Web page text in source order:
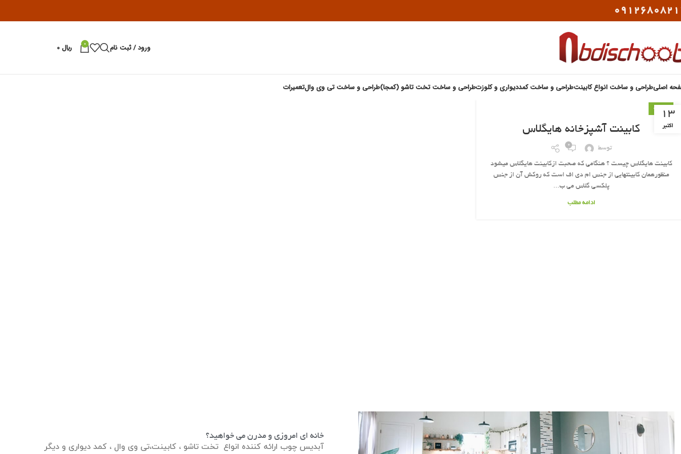
ورود / ثبت نام 0 ﷼
اصلیطراحی و ساخت انواع کابینتطراحی و ساخت کمددیواری و کلوزتطراحی و ساخت تخت تاشو (کمجا)طراحی و ساخت تی وی والتعمیرات
13
اکتبر
کابینت
کابینت آشپزخانه هایگلاس
توسط 0
کابینت هایگلاس چیست ؟ هنگامی که صحبت ازکابینت هایگلاس میشود
منظورهمان کابینتهایی از جنس ام دی اف است که روکش آن از جنس
پلکسی گلاس می ب...
ادامه مطلب
خانه ای امروزی و مدرن می خواهید؟
آبدیس چوب ارائه کننده انواع تخت تاشو ، کابینت،تی وی وال ، کمد دیواری و دیگر